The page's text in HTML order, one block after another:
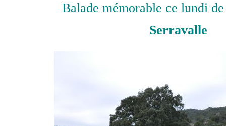
Balade mémorable ce lundi de
Serravalle